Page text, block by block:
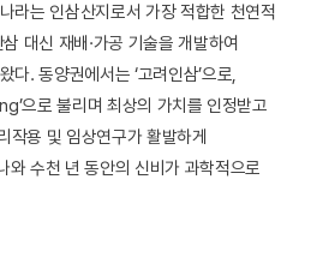
라는 인삼산지로서 가장 적합한 천연적
대신 재배·가공 기술을 개발하여
. 동양권에서는 ‘고려인삼’으로,
으로 불리며 최상의 가치를 인정받고
작용 및 임상연구가 활발하게
와 수천 년 동안의 신비가 과학적으로